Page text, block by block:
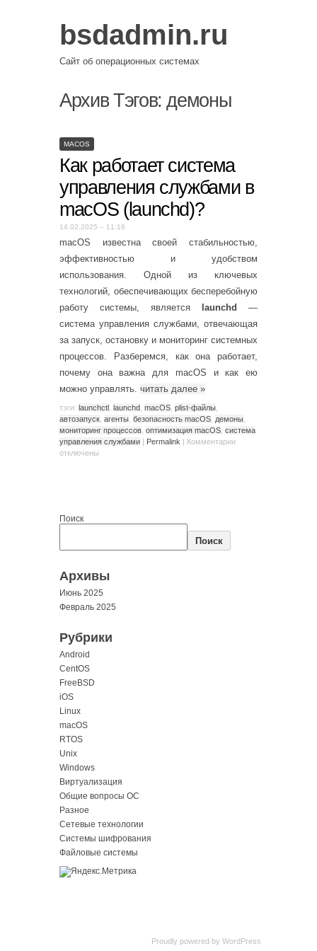
bsdadmin.ru
Сайт об операционных системах
Архив Тэгов:демоны
MACOS
Как работает система
управления службами в
macOS (launchd)?
14.02.2025 – 11:16
macOS известна своей стабильностью,
эффективностью и удобством
использования. Одной из ключевых
технологий, обеспечивающих бесперебойную
работу системы, является
launchd
—
система управления службами, отвечающая
за запуск, остановку и мониторинг системных
процессов. Разберемся, как она работает,
почему она важна для macOS и как ею
можно управлять. читать далее »
тэги: launchctl launchd macOS plist-файлы
автозапуск агенты безопасность macOS демоны
мониторинг процессов оптимизация macOS система
управления службами | Permalink | Комментарии
отключены
Поиск
Поиск
Архивы
Июнь 2025
Февраль 2025
Рубрики
Android
CentOS
FreeBSD
iOS
Linux
macOS
RTOS
Unix
Windows
Виртуализация
Общие вопросы ОС
Разное
Сетевые технологии
Системы шифрования
Файловые системы
Proudly powered by WordPress